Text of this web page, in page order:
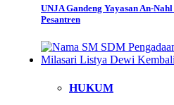
UNJA Gandeng Yayasan An-
Pesantren
HUKUM